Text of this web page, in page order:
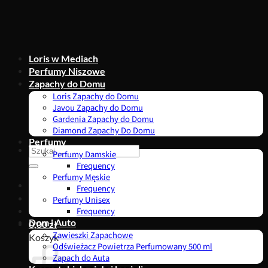
Szukaj:
0,00zł
Koszyk
Loris w Mediach
Perfumy Niszowe
Zapachy do Domu
Loris Zapachy do Domu
Javou Zapachy do Domu
Gardenia Zapachy do Domu
Diamond Zapachy Do Domu
Perfumy
Perfumy Damskie
Frequency
Perfumy Męskie
Frequency
Perfumy Unisex
Frequency
Dom i Auto
Zawieszki Zapachowe
Odświeżacz Powietrza Perfumowany 500 ml
Zapach do Auta